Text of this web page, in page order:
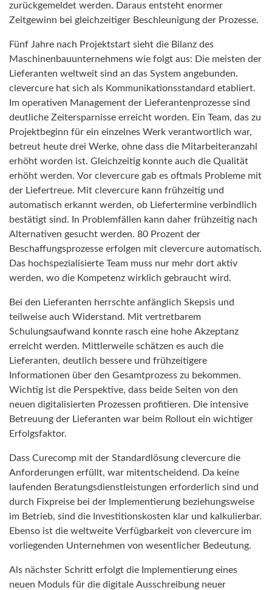
zurückgemeldet werden. Daraus entsteht enormer
Zeitgewinn bei gleichzeitiger Beschleunigung der Prozesse.
Fünf Jahre nach Projektstart sieht die Bilanz des
Maschinenbauunternehmens wie folgt aus: Die meisten der
Lieferanten weltweit sind an das System angebunden.
clevercure hat sich als Kommunikationsstandard etabliert.
Im operativen Management der Lieferantenprozesse sind
deutliche Zeitersparnisse erreicht worden. Ein Team, das zu
Projektbeginn für ein einzelnes Werk verantwortlich war,
betreut heute drei Werke, ohne dass die Mitarbeiteranzahl
erhöht worden ist. Gleichzeitig konnte auch die Qualität
erhöht werden. Vor clevercure gab es oftmals Probleme mit
der Liefertreue. Mit clevercure kann frühzeitig und
automatisch erkannt werden, ob Liefertermine verbindlich
bestätigt sind. In Problemfällen kann daher frühzeitig nach
Alternativen gesucht werden. 80 Prozent der
Beschaffungsprozesse erfolgen mit clevercure automatisch.
Das hochspezialisierte Team muss nur mehr dort aktiv
werden, wo die Kompetenz wirklich gebraucht wird.
Bei den Lieferanten herrschte anfänglich Skepsis und
teilweise auch Widerstand. Mit vertretbarem
Schulungsaufwand konnte rasch eine hohe Akzeptanz
erreicht werden. Mittlerweile schätzen es auch die
Lieferanten, deutlich bessere und frühzeitigere
Informationen über den Gesamtprozess zu bekommen.
Wichtig ist die Perspektive, dass beide Seiten von den
neuen digitalisierten Prozessen profitieren. Die intensive
Betreuung der Lieferanten war beim Rollout ein wichtiger
Erfolgsfaktor.
Dass Curecomp mit der Standardlösung clevercure die
Anforderungen erfüllt, war mitentscheidend. Da keine
laufenden Beratungsdienstleistungen erforderlich sind und
durch Fixpreise bei der Implementierung beziehungsweise
im Betrieb, sind die Investitionskosten klar und kalkulierbar.
Ebenso ist die weltweite Verfügbarkeit von clevercure im
vorliegenden Unternehmen von wesentlicher Bedeutung.
Als nächster Schritt erfolgt die Implementierung eines
neuen Moduls für die digitale Ausschreibung neuer